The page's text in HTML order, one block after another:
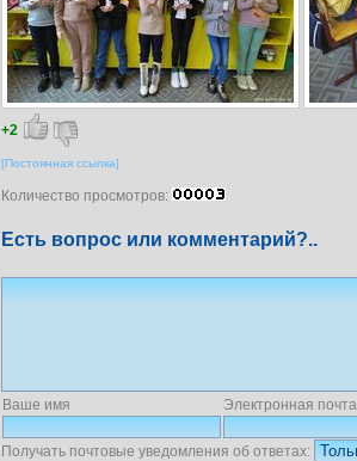
+2
[Постоянная ссылка]
Количество просмотров:
Есть вопрос или комментарий?..
Ваше имя Электронная почта
Получать почтовые уведомления об ответах: